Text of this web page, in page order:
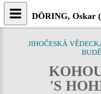
JIHOČESKÁ
'S
DÖRING, Oskar